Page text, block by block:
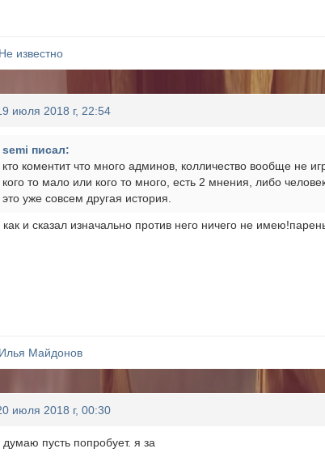
Не известно
июля 2018 г, 22:54
semi писал:
кто коментит что много админов, колличество вообще не
кого то мало или кого то много, есть 2 мнения, либо
это уже совсем другая история.
как и сказал изначально против него ничего не
Илья Майдонов
июля 2018 г, 00:30
думаю пусть попробует. я за